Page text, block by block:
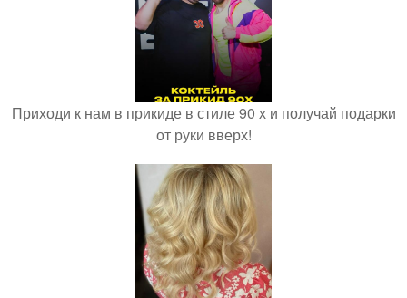
Приходи к нам в прикиде в стиле 90 х и получай подарки
от руки вверх!